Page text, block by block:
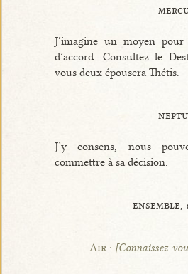
J’imagine un moyen
d’accord. Consultez le
vous deux épousera Thétis.
J’y consens, nous
commettre à sa décision.
ensemble,
Air : [Connaissez-